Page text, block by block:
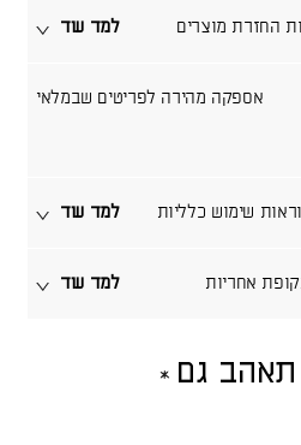
אחריות למד עוד
שימוש כלליות למד עוד
אספקה מהירה לפריטים שבמלאי
החזרת מוצרים למד עוד
תאהב גם